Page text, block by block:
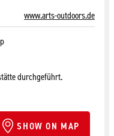
www.arts-outdoors.de
durchgeführt.
SHOW ON MAP